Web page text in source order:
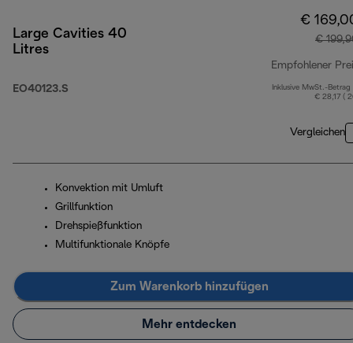
Large Cavities 40
Litres
EO40123.S
€
€
Empfohlener
Inklusive MwSt.-Betrag
€ 28,17 (
Vergleichen
Konvektion mit Umluft
Grillfunktion
Drehspießfunktion
Multifunktionale Knöpfe
Zum Warenkorb hinzufügen
Mehr entdecken